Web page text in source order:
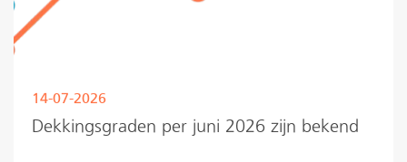
Dekkingsgraden per juni 2026 zijn bekend
14-07-2026